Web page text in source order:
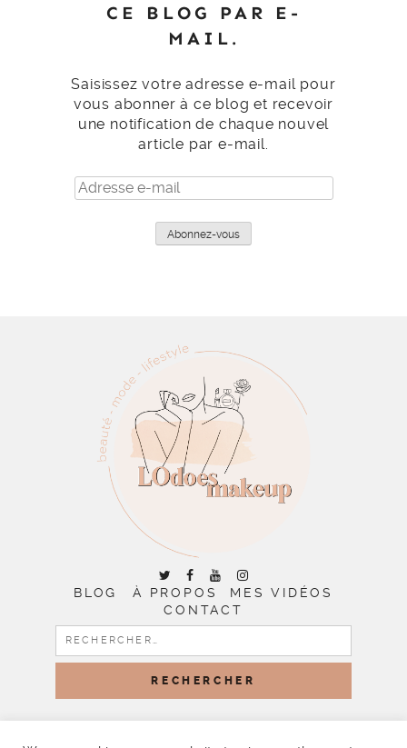
CE BLOG PAR E-
MAIL.
Saisissez votre adresse e-mail pour
vous abonner à ce blog et recevoir
une notification de chaque nouvel
article par e-mail.
Adresse
e-
Abonnez-vous
BLOG À PROPOS
MES VIDÉOS
CONTACT
RECHERCHER :